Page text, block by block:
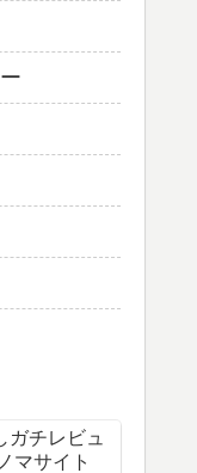
ガチレビュ
マサイト